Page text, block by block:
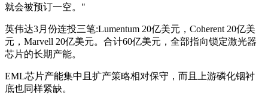
就会被预订一空。"
英伟达3月份连投三笔:Lumentum 20亿美元，Coherent 20亿美
元，Marvell 20亿美元。合计60亿美元，全部指向锁定激光器
芯片的长期产能。
EML芯片产能集中且扩产策略相对保守，而且上游磷化铟衬
底也同样紧缺。